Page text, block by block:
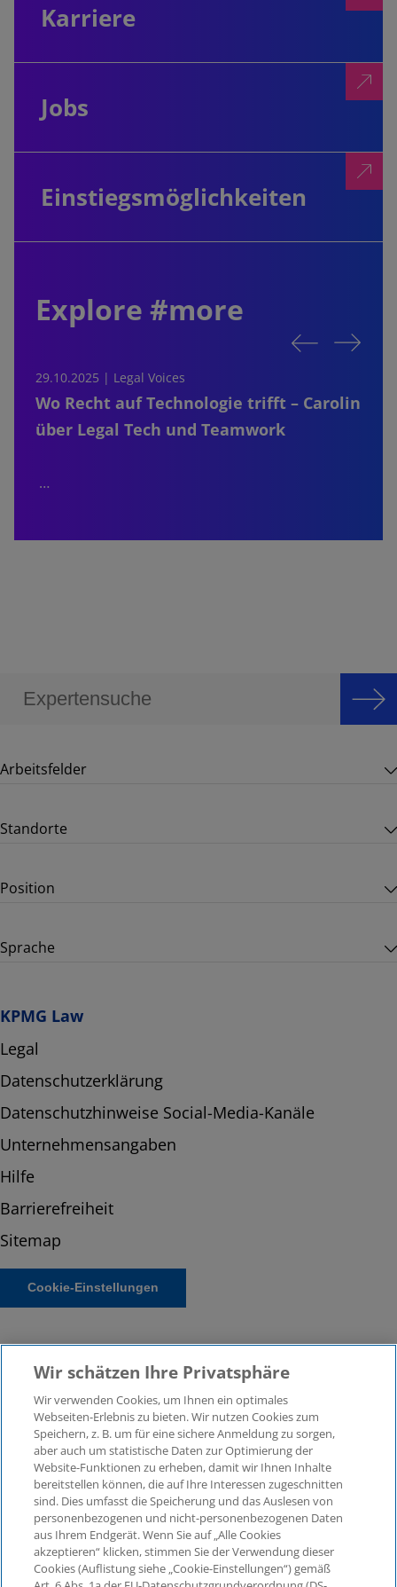
Karriere
Jobs
Einstiegsmöglichkeiten
Explore #more
29.10.2025 | Legal Voices
Wo Recht auf Technologie trifft – Carolin
über Legal Tech und Teamwork
…
Arbeitsfelder
Standorte
Position
Sprache
KPMG Law
Legal
Datenschutzerklärung
Datenschutzhinweise Social-Media-Kanäle
Unternehmensangaben
Hilfe
Barrierefreiheit
Sitemap
Cookie-Einstellungen
©2026 KPMG Law Rechtsanwaltsgesellschaft mbH,
assoziiert mit der KPMG AG
Wirtschaftsprüfungsgesellschaft, einer Aktiengesellschaft
nach deutschem Recht und ein Mitglied der globalen
KPMG-Organisation unabhängiger Mitgliedsfirmen, die
KPMG International Limited, einer Private English Company
Limited by Guarantee, angeschlossen sind. Alle Rechte
Wir schätzen Ihre Privatsphäre
Wir verwenden Cookies, um Ihnen ein optimales
Webseiten-Erlebnis zu bieten. Wir nutzen Cookies zum
Speichern, z. B. um für eine sichere Anmeldung zu sorgen,
aber auch um statistische Daten zur Optimierung der
Website-Funktionen zu erheben, damit wir Ihnen Inhalte
bereitstellen können, die auf Ihre Interessen zugeschnitten
sind. Dies umfasst die Speicherung und das Auslesen von
personenbezogenen und nicht-personenbezogenen Daten
aus Ihrem Endgerät. Wenn Sie auf „Alle Cookies
akzeptieren“ klicken, stimmen Sie der Verwendung dieser
Cookies (Auflistung siehe „Cookie-Einstellungen“) gemäß